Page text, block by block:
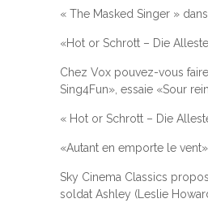
« The Masked Singer »
«Hot or Schrott – Die
Chez Vox pouvez-vous
Sing4Fun», essaie «Sour
« Hot or Schrott – Die
«Autant en emporte le
Sky Cinema Classics
soldat Ashley (Leslie